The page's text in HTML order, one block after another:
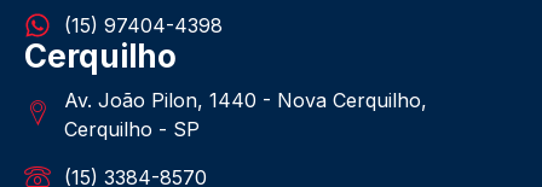
(15) 97404-4398
Cerquilho
Av. João Pilon, 1440 - Nova Cerquilho,
Cerquilho - SP
(15) 3384-8570